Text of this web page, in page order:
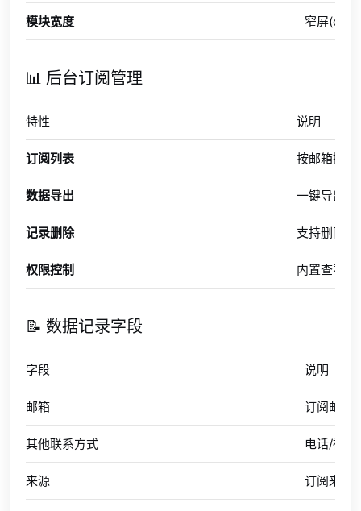
模块宽度 窄屏
📊 后台订阅管理
特性 说明
订阅列表 按邮箱搜索
数据导出 一键导出
记录删除 支持删除
权限控制 内置查看/
📝 数据记录字段
字段 说明
邮箱 订阅邮箱
其他联系方式 电话/社媒
来源 订阅来源